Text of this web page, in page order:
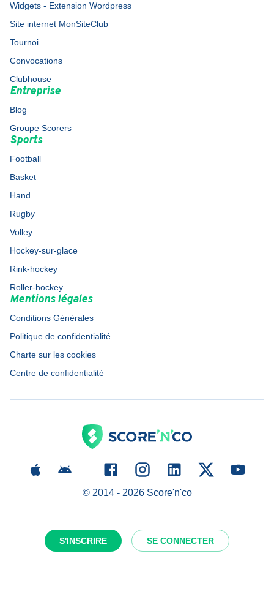
S'INSCRIRE SE CONNECTER
Widgets - Extension Wordpress
Site internet MonSiteClub
Tournoi
Convocations
Clubhouse
Entreprise
Blog
Groupe Scorers
Sports
Football
Basket
Hand
Rugby
Volley
Hockey-sur-glace
Rink-hockey
Roller-hockey
Mentions légales
Conditions Générales
Politique de confidentialité
Charte sur les cookies
Centre de confidentialité
© 2014 - 2026Score'n'co